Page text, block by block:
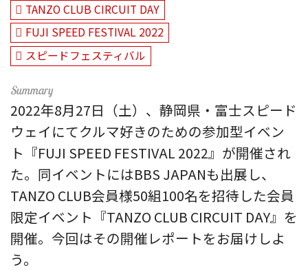
TANZO CLUB CIRCUIT DAY
FUJI SPEED FESTIVAL 2022
スピードフェスティバル
2022年8月27日（土）、静岡県・富士スピード
ウェイにてクルマ好きのための参加型イベン
ト『FUJI SPEED FESTIVAL 2022』が開催され
た。同イベントにはBBS JAPANも出展し、
TANZO CLUB会員様50組100名を招待した会員
限定イベント『TANZO CLUB CIRCUIT DAY』を
開催。今回はその開催レポートをお届けしよ
う。